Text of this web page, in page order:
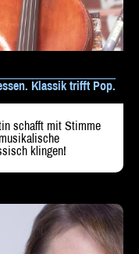
Klassik trifft Pop.
schafft mit Stimme
klingen!